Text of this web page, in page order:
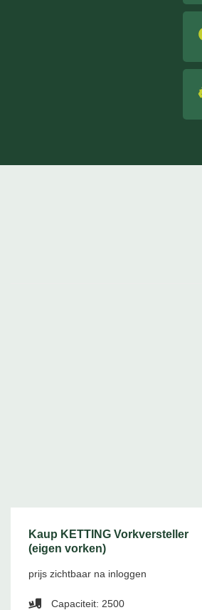
Kaup KETTING Vorkversteller
(eigen vorken)
prijs zichtbaar na inloggen
Capaciteit: 2500